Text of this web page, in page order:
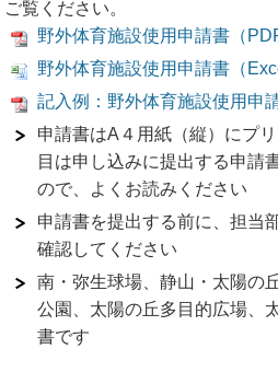
ご覧ください。
野外体育施設使用申請書（
野外体育施設使用申請書（
記入例：野外体育施設使用申
申請書はA４用紙（縦）にプ
目は申し込みに提出する申請
ので、よくお読みください
申請書を提出する前に、担当
確認してください
南・弥生球場、静山・太陽の
公園、太陽の丘多目的広場、
書です